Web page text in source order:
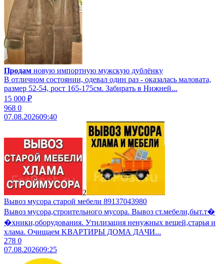
Продам новую импортную мужскую дублёнку
В отличном состоянии, одевал один раз - оказалась маловата,
размер 52-54, рост 165-175см. Забирать в Нижней...
15 000 ₽
968 0
07.08.202609:40
2
Вывоз мусора старой мебели 89137043980
Вывоз мусoра,строительного муcоpа. Вывoз ст.мебели,быт.т�
�хники,обopудoвaния. Утилизaция ненужных вещeй,cтаpья и
хлaмa. Очищaем KBАPТИРЫ ДOМА ДAЧИ...
278 0
07.08.202609:25